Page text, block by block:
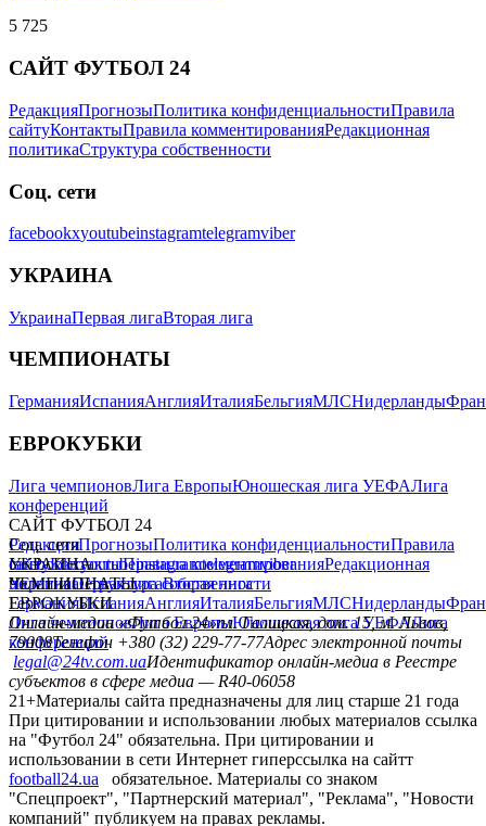
5 725
САЙТ ФУТБОЛ 24
РедакцияПрогнозыПолитика конфиденциальностиПравила
сайтуКонтактыПравила комментированияРедакционная
политикаСтруктура собственности
Соц. сети
facebookxyoutubeinstagramtelegramviber
УКРАИНА
УкраинаПервая лигаВторая лига
ЧЕМПИОНАТЫ
ГерманияИспанияАнглияИталияБельгияМЛСНидерланды
ЕВРОКУБКИ
Лига чемпионовЛига ЕвропыЮношеская лига УЕФАЛига
конференций
САЙТ ФУТБОЛ 24
РедакцияПрогнозыПолитика конфиденциальностиПравила
сайтуКонтактыПравила комментированияРедакционная
политикаСтруктура собственности
Соц. сети
facebookxyoutubeinstagramtelegramviber
УКРАИНА
УкраинаПервая лигаВторая лига
ЧЕМПИОНАТЫ
ГерманияИспанияАнглияИталияБельгияМЛСНидерланды
ЕВРОКУБКИ
Лига чемпионовЛига ЕвропыЮношеская лига УЕФАЛига
конференций
Онлайн-медиа «Футбол 24»пл. Галицкая, дом. 15, м. Львов,
79008Телефон +380 (32) 229-77-77Адрес электронной почты
legal@24tv.com.uaИдентификатор онлайн-медиа в Реестре
субъектов в сфере медиа — R40-06058
21+Материалы сайта предназначены для лиц старше 21 года
При цитировании и использовании любых материалов ссылка
на "Футбол 24" обязательна. При цитировании и
использовании в сети Интернет гиперссылка на сайтт
football24.ua
обязательное. Материалы со знаком
"Спецпроект", "Партнерский материал", "Реклама", "Новости
компаний" публикуем на правах рекламы.